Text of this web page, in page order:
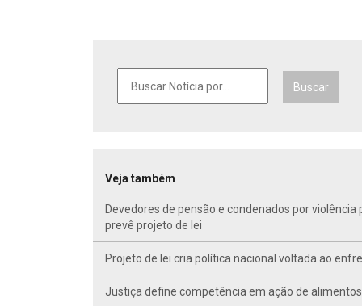
Buscar
Veja também
Devedores de pensão e condenados por
prevê projeto de lei
Projeto de lei cria política nacional voltada ao
Justiça define competência em ação de